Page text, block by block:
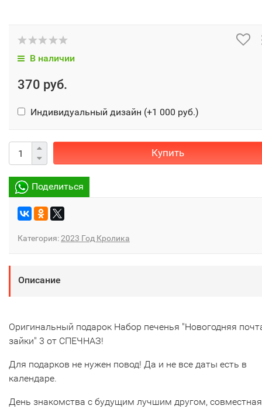
В наличии
370 руб.
Индивидуальный дизайн (+1 000 руб.)
Купить
Поделиться
Категория:2023 Год Кролика
Описание
Оригинальный подарок Набор печенья "Новогодняя
зайки" 3 от СПЕЧНАЗ!
Для подарков не нужен повод! Да и не все даты есть в
календаре.
День знакомства с будущим лучшим другом, совместная